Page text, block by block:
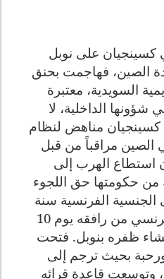
كسينجيان على نوبل
الصين، فهاجمت بحنق
السويدية، معتبرة
الداخلية، لا
كسينجيان مناهض لنظام
مراقباً من قبل
استطاع الهرب إلى
1989 وطلبه من حكومتها حق اللجوء
الفرنسية سنة
1997. هكذا، السفير الفرنسي من رافقه يوم 10
حفل عشاء ظفره بنوبل. فتحت
ورحبة بحيث ترجم إلى
وتوسعت قاعدة قرائه